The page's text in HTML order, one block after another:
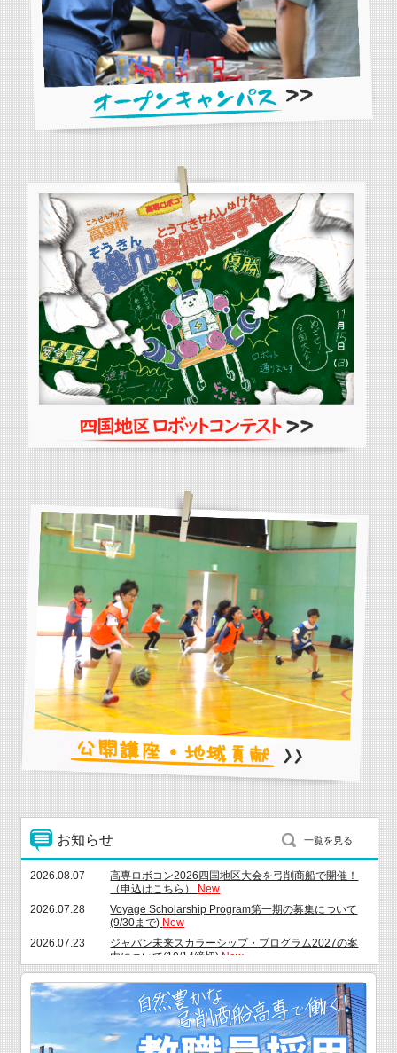
詳しくはこちらから
四国地区ロボットコンテスト
詳しくはこちらから
公開講座・地域貢献
参加者募集！
詳しくはこちらから
お知らせ 一覧を見る
2026.08.07
高専ロボコン2026四国地区大会を弓削商船で開催！
（申込はこちら）
New
2026.07.28
Voyage Scholarship Program第一期の募集について
(9/30まで) New
2026.07.23
ジャパン未来スカラーシップ・プログラム2027の案
内について(10/14締切) New
2026.07.22
夏季一斉休業のお知らせ ８月１０日（月）～８月１
４日（金） New
愛媛県公立高等学校等奨学のための給付金について
（8/28 必着）New
2026.07.15
令和８年度海技教育財団秋期奨学金の申請について